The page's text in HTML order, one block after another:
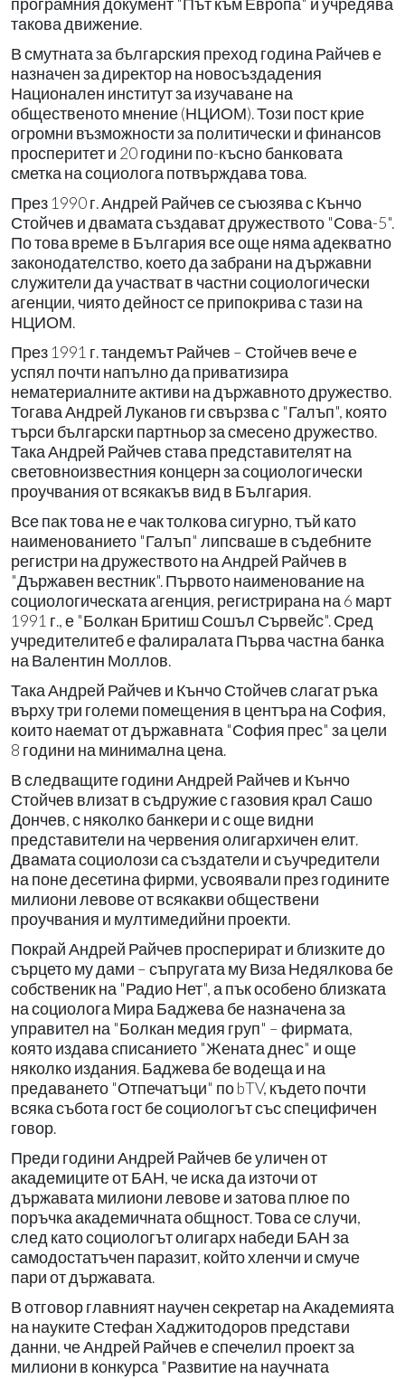
програмния документ "Път към Европа" и учредява
такова движение.
В смутната за българския преход година Райчев е
назначен за директор на новосъздадения
Национален институт за изучаване на
общественото мнение (НЦИОМ). Този пост крие
огромни възможности за политически и финансов
просперитет и 20 години по-късно банковата
сметка на социолога потвърждава това.
През 1990 г. Андрей Райчев се съюзява с Кънчо
Стойчев и двамата създават дружеството "Сова-5".
По това време в България все още няма адекватно
законодателство, което да забрани на държавни
служители да участват в частни социологически
агенции, чиято дейност се припокрива с тази на
НЦИОМ.
През 1991 г. тандемът Райчев – Стойчев вече е
успял почти напълно да приватизира
нематериалните активи на държавното дружество.
Тогава Андрей Луканов ги свързва с "Галъп", която
търси български партньор за смесено дружество.
Така Андрей Райчев става представителят на
световноизвестния концерн за социологически
проучвания от всякакъв вид в България.
Все пак това не е чак толкова сигурно, тъй като
наименованието "Галъп" липсваше в съдебните
регистри на дружеството на Андрей Райчев в
"Държавен вестник". Първото наименование на
социологическата агенция, регистрирана на 6 март
1991 г., е "Болкан Бритиш Сошъл Сървейс". Сред
учредителитеб е фалиралата Първа частна банка
на Валентин Моллов.
Така Андрей Райчев и Кънчо Стойчев слагат ръка
върху три големи помещения в центъра на София,
които наемат от държавната "София прес" за цели
8 години на минимална цена.
В следващите години Андрей Райчев и Кънчо
Стойчев влизат в съдружие с газовия крал Сашо
Дончев, с няколко банкери и с още видни
представители на червения олигархичен елит.
Двамата социолози са създатели и съучредители
на поне десетина фирми, усвоявали през годините
милиони левове от всякакви обществени
проучвания и мултимедийни проекти.
Покрай Андрей Райчев просперират и близките до
сърцето му дами – съпругата му Виза Недялкова бе
собственик на "Радио Нет", а пък особено близката
на социолога Мира Баджева бе назначена за
управител на "Болкан медия груп" – фирмата,
която издава списанието "Жената днес" и още
няколко издания. Баджева бе водеща и на
предаването "Отпечатъци" по bTV, където почти
всяка събота гост бе социологът със специфичен
говор.
Преди години Андрей Райчев бе уличен от
академиците от БАН, че иска да източи от
държавата милиони левове и затова плюе по
поръчка академичната общност. Това се случи,
след като социологът олигарх набеди БАН за
самодостатъчен паразит, който хленчи и смуче
пари от държавата.
В отговор главният научен секретар на Академията
на науките Стефан Хаджитодоров представи
данни, че Андрей Райчев е спечелил проект за
милиони в конкурса "Развитие на научната